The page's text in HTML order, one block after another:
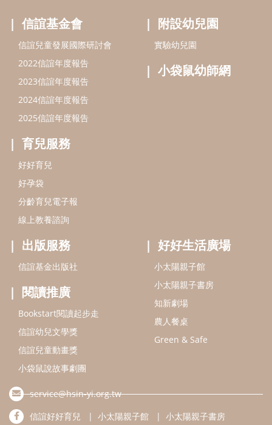
信誼基金會
信誼兒童發展國際研討會
2022信誼年度報告
2023信誼年度報告
2024信誼年度報告
2025信誼年度報告
育兒服務
好好育兒
好孕袋
分齡育兒電子報
線上教養諮詢
附設幼兒園
實驗幼兒園
小袋鼠幼師網
出版服務
信誼基金出版社
閱讀推廣
Bookstart閱讀起步走
信誼幼兒文學獎
信誼兒童動畫獎
小袋鼠說故事劇團
好好生活廣場
小太陽親子館
小太陽親子書房
知新劇場
農人餐桌
Green & Safe
service@hsin-yi.org.tw
信誼好好育兒
小太陽親子館 小太陽親子書房